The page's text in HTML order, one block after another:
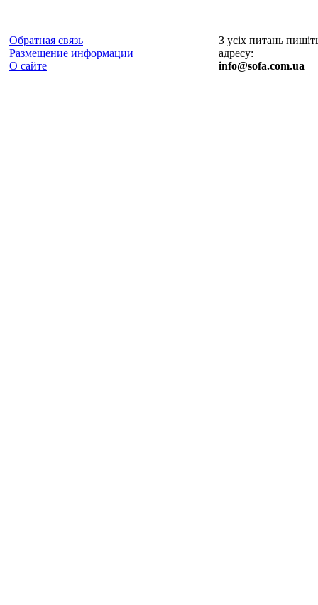
Обратная связь
Размещение информации
О сайте
З усіх питань
адресу:
info@sofa.com.ua